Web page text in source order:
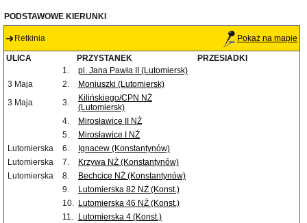
PODSTAWOWE KIERUNKI
Retkinia Pokaż na mapie
ULICA PRZYSTANEK
PRZESIADKI
1.
pl. Jana Pawła II (Lutomiersk)
3 Maja
2.
Moniuszki (Lutomiersk)
3 Maja
3.
Kilińskiego/CPN NŻ
(Lutomiersk)
4.
Mirosławice II NŻ
5.
Mirosławice I NŻ
Lutomierska
6.
Ignacew (Konstantynów)
Lutomierska
7.
Krzywa NŻ (Konstantynów)
Lutomierska
8.
Bechcice NŻ (Konstantynów)
9.
Lutomierska 82 NŻ (Konst.)
10. Lutomierska 46 NŻ (Konst.)
11.
Lutomierska 4 (Konst.)